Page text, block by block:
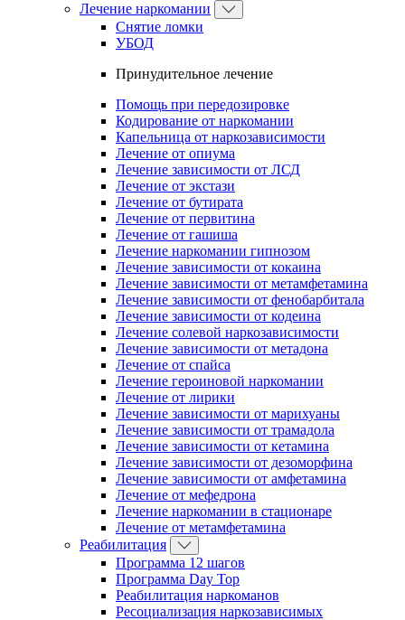
Лечение наркомании
Снятие ломки
УБОД
Принудительное лечение
Помощь при передозировке
Кодирование от наркомании
Капельница от наркозависимости
Лечение от опиума
Лечение зависимости от ЛСД
Лечение от экстази
Лечение от бутирата
Лечение от первитина
Лечение от гашиша
Лечение наркомании гипнозом
Лечение зависимости от кокаина
Лечение зависимости от метамфетамина
Лечение зависимости от фенобарбитала
Лечение зависимости от кодеина
Лечение солевой наркозависимости
Лечение зависимости от метадона
Лечение от спайса
Лечение героиновой наркомании
Лечение от лирики
Лечение зависимости от марихуаны
Лечение зависимости от трамадола
Лечение зависимости от кетамина
Лечение зависимости от дезоморфина
Лечение зависимости от амфетамина
Лечение от мефедрона
Лечение наркомании в стационаре
Лечение от метамфетамина
Реабилитация
Программа 12 шагов
Программа Day Top
Реабилитация наркоманов
Ресоциализация наркозависимых